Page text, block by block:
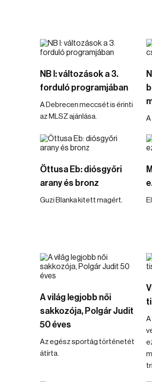
NB I: változások a 3.
forduló programjában
A Debrecen meccsét is érinti
az MLSZ ajánlása.
Öttusa Eb: diósgyőri
arany és bronz
Guzi Blanka kitett magért.
A világ legjobb női
sakkozója, Polgár Judit
50 éves
Az egész sportág történetét
átírta.
A